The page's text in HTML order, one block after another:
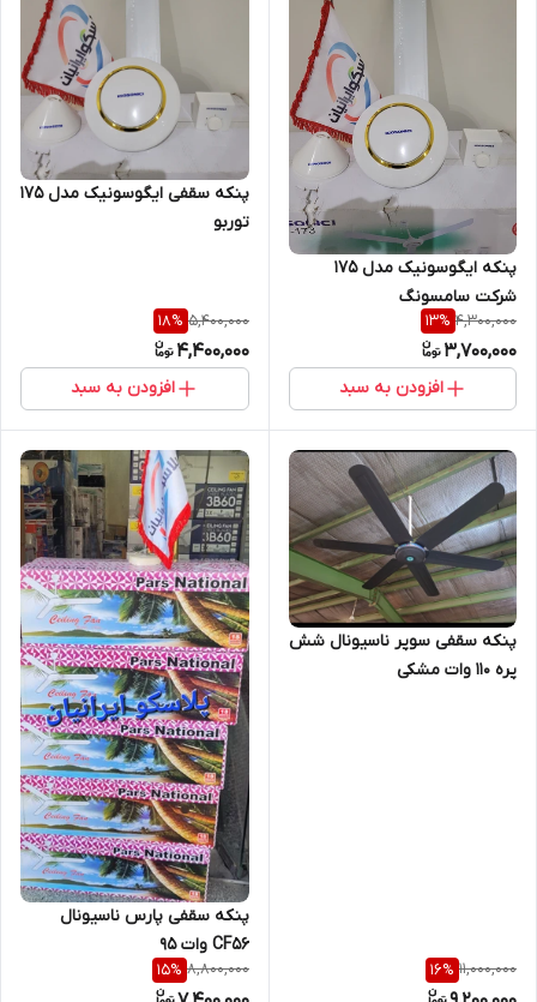
پنکه ایگوسونیک مدل ۱۷۵
شرکت سامسونگ
4,300,000
13%
3,700,000
افزودن به سبد
پنکه سقفی ایگوسونیک مدل ۱۷۵
توربو
5,400,000
18%
4,400,000
افزودن به سبد
پنکه‌ سقفی سوپر ناسیونال شش
پره ۱۱۰ وات مشکی
11,000,000
16%
پنکه سقفی پارس ناسیونال
CF56 وات ۹۵
8,800,000
15%